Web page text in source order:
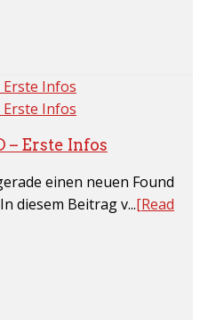
– Erste Infos
einen neuen Found
diesem Beitrag v...[Read